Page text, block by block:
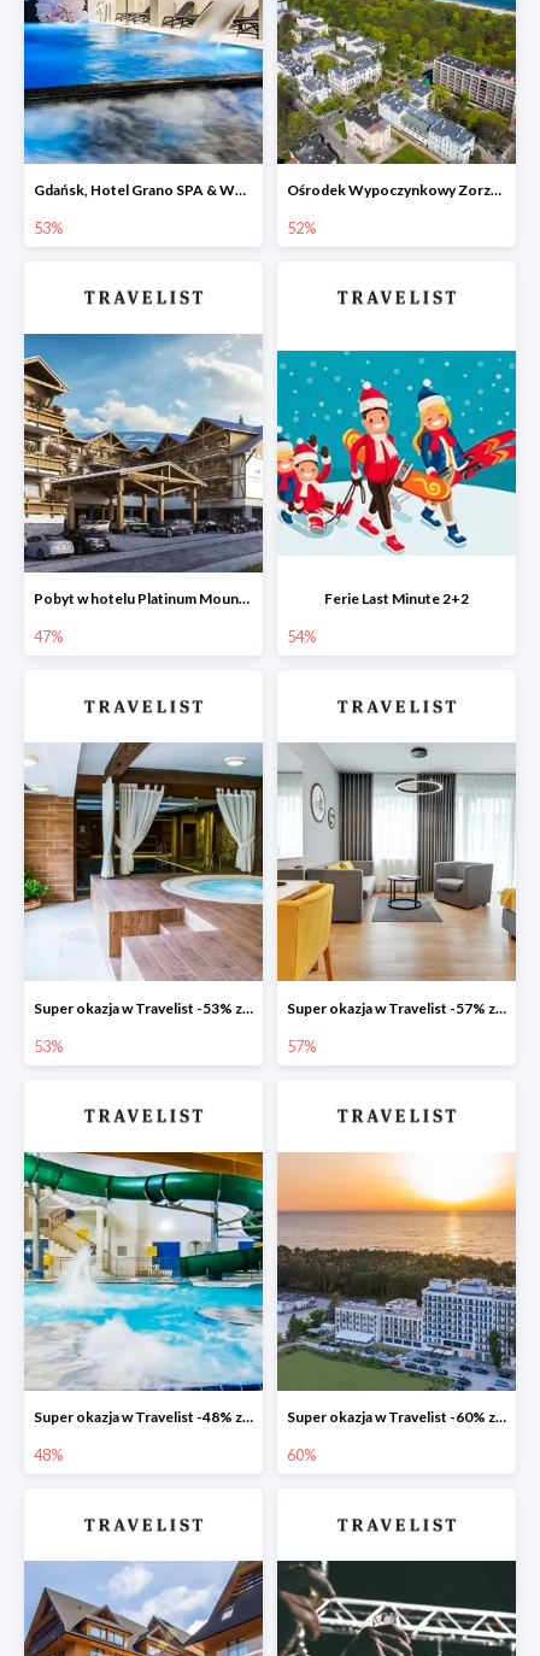
Gdańsk, Hotel Grano SPA & Wellness -53%
53%
Ośrodek Wypoczynkowy Zorza Kołobrzeg -52%
52%
Pobyt w hotelu Platinum Mountain Hotel & SPA -47%
47%
Ferie Last Minute 2+2
54%
Super okazja w Travelist -53% za pobyt w Hotelu Aubrecht Country SPA Resort
53%
Super okazja w Travelist -57% za pobyt w Hotelu Number One SPA & Wellness by Grano
57%
Super okazja w Travelist -48% za pobyt w Hotelu Mrągowo Resort & Spa
48%
Super okazja w Travelist -60% za pobyt w hotelu Blue Marine Mielno
60%